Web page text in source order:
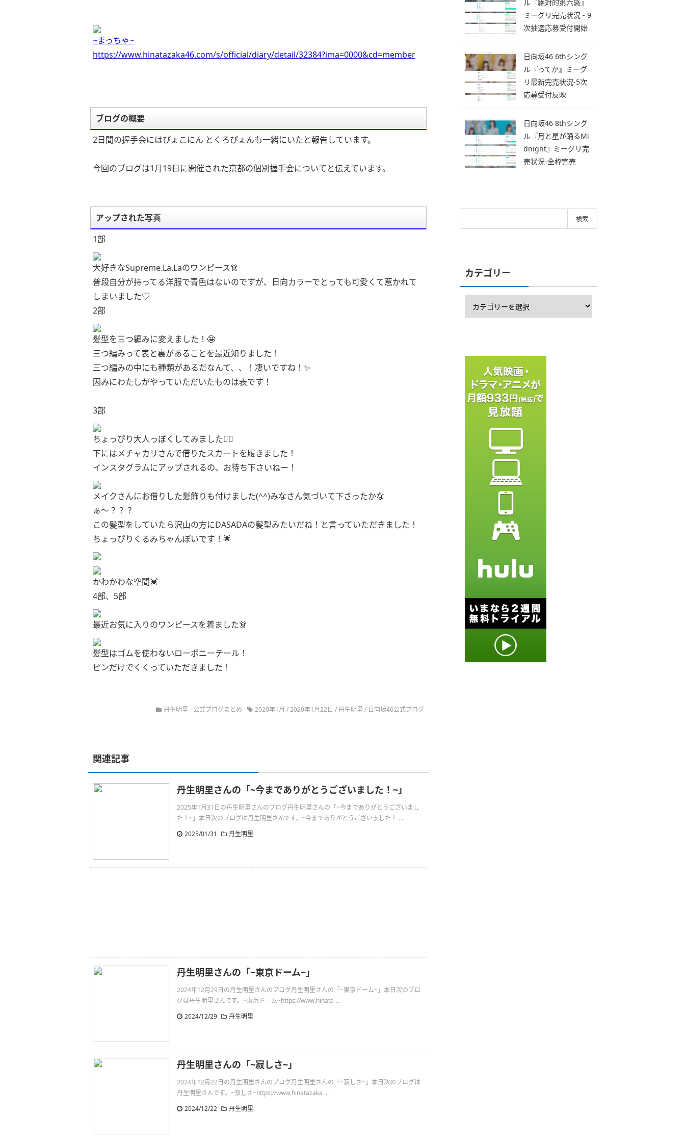
~まっちゃ~
https://www.hinatazaka46.com/s/official/diary/detail/32384?ima=0000&cd=member
ブログの概要
2日間の握手会にはぴょこにん とくろぴょんも一緒にいたと報告しています。
今回のブログは1月19日に開催された京都の個別握手会についてと伝えています。
アップされた写真
1部
大好きなSupreme.La.Laのワンピース👗
普段自分が持ってる洋服で青色はないのですが、日向カラーでとっても可愛くて惹かれて
しまいました♡
2部
髪型を三つ編みに変えました！🤩
三つ編みって表と裏があることを最近知りました！
三つ編みの中にも種類があるだなんて、、！凄いですね！✨
因みにわたしがやっていただいたものは表です！
3部
ちょっぴり大人っぽくしてみました👯‍♀️
下にはメチャカリさんで借りたスカートを履きました！
インスタグラムにアップされるの、お待ち下さいねー！
メイクさんにお借りした髪飾りも付けました(^^)みなさん気づいて下さったかな
ぁ〜？？？
この髪型をしていたら沢山の方にDASADAの髪型みたいだね！と言っていただきました！
ちょっぴりくるみちゃんぽいです！🌟
かわかわな空間💓
4部、5部
最近お気に入りのワンピースを着ました👗
髪型はゴムを使わないローポニーテール！
ピンだけでくくっていただきました！
丹生明里 - 公式ブログまとめ 2020年1月 /2020年1月22日 /丹生明里 / 日向坂46公式ブログ
関連記事
丹生明里さんの「~今までありがとうございました！~」
2025年1月31日の丹生明里さんのブログ丹生明里さんの「~今までありがとうございまし
た！~」本日次のブログは丹生明里さんです。~今までありがとうございました！ ...
2025/01/31
丹生明里
丹生明里さんの「~東京ドーム~」
2024年12月29日の丹生明里さんのブログ丹生明里さんの「~東京ドーム~」本日次のブロ
グは丹生明里さんです。~東京ドーム~https://www.hinata ...
2024/12/29
丹生明里
丹生明里さんの「~寂しさ~」
2024年12月22日の丹生明里さんのブログ丹生明里さんの「~寂しさ~」本日次のブログは
丹生明里さんです。~寂しさ~https://www.hinatazaka ...
2024/12/22
丹生明里
ル『絶対的第六感』
ミーグリ完売状況 - 9
次抽選応募受付開始
日向坂46 6thシング
ル『ってか』ミーグ
リ最新完売状況-5次
応募受付反映
日向坂46 8thシング
ル『月と星が踊るMi
dnight』ミーグリ完
売状況-全枠完売
カテゴリー